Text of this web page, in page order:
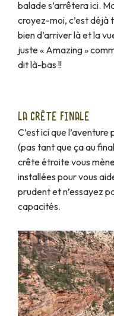
balade s’arrêtera ici.
croyez-moi, c’est déjà
bien d’arriver là et la
juste « Amazing »
dit là-bas !!
LA CRÊTE FINALE
C’est ici que
(pas tant que ça au
crête étroite vous
installées pour vous
prudent et n’essayez
capacités.